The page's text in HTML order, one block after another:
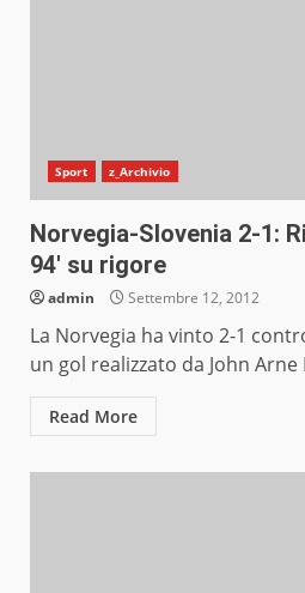
Sport z_Archivio
Norvegia-Slovenia 2-1:
94′ su rigore
admin Settembre 12, 2012
La Norvegia ha vinto 2-1
un gol realizzato da John Arne
Read More